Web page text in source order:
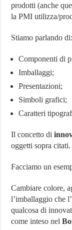
prodotti (anche
la PMI utilizza/
Stiamo parlando di:
Componenti di
Imballaggi;
Presentazioni;
Simboli grafici;
Caratteri
Il concetto di
oggetti sopra citati.
Facciamo un
Cambiare colore,
l’imballaggio che
qualcosa di
come inteso nel